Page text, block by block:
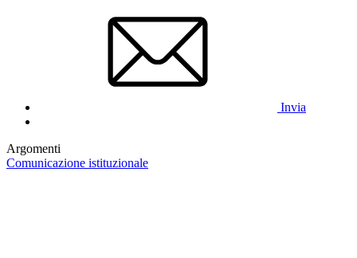
Invia
Argomenti
Comunicazione istituzionale